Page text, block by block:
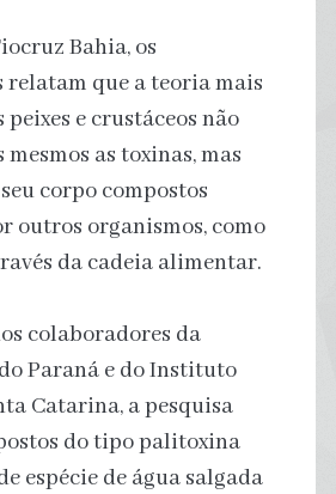
Bahia, os
relatam que a teoria mais
peixes e crustáceos não
as toxinas, mas
corpo compostos
outros organismos, como
da cadeia alimentar.
colaboradores da
Paraná e do Instituto
Catarina, a pesquisa
do tipo palitoxina
espécie de água salgada